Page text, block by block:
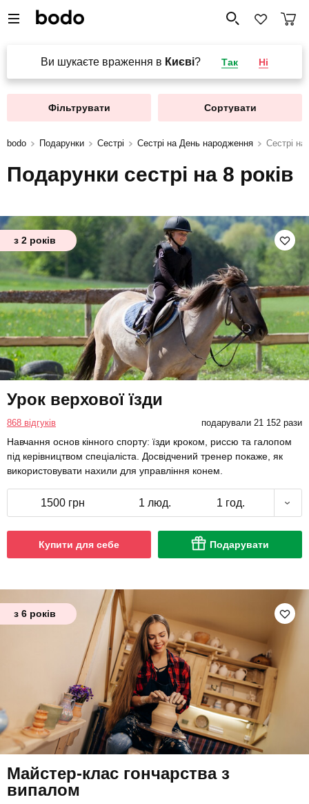
Ви шукаєте враження в Києві? Так Ні
Фільтрувати Сортувати
bodo Подарунки Сестрі Сестрі на День народження Сестрі на
Подарунки сестрі на 8 років
з 2 років
Урок верхової їзди
868 відгуків подарували 21 152 рази
Навчання основ кінного спорту: їзди кроком, риссю та галопом
під керівництвом спеціаліста. Досвідчений тренер покаже, як
використовувати нахили для управління конем.
1500 грн 1 люд. 1 год.
Купити для себе Подарувати
з 6 років
Майстер-клас гончарства з
випалом